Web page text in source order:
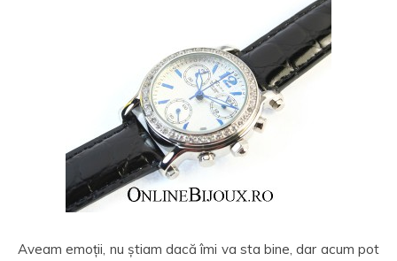
Aveam emoții, nu știam dacă îmi va sta bine, dar acum pot